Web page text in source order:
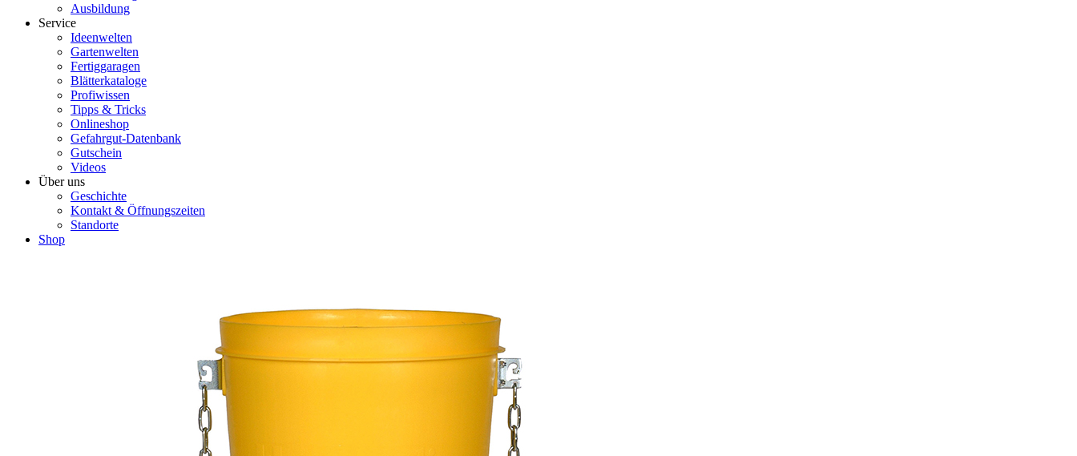
Ausbildung
Service
Ideenwelten
Gartenwelten
Fertiggaragen
Blätterkataloge
Profiwissen
Tipps & Tricks
Onlineshop
Gefahrgut-Datenbank
Gutschein
Videos
Über uns
Geschichte
Kontakt & Öffnungszeiten
Standorte
Shop